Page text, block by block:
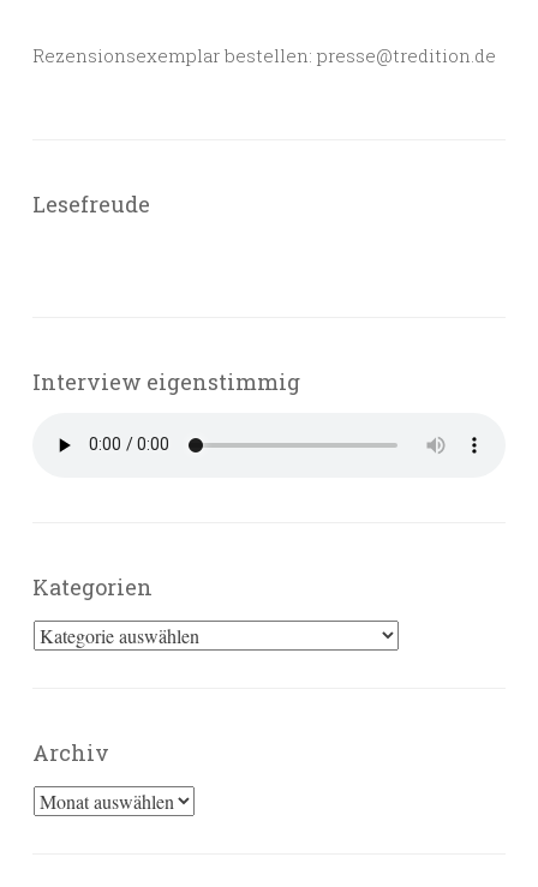
Rezensionsexemplar bestellen: presse@tredition.de
Lesefreude
Interview eigenstimmig
Kategorien
Kategorien
Archiv
Archiv